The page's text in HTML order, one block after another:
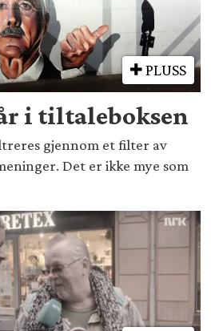
PLUSS
i tiltaleboksen
gjennom et filter av
Det er ikke mye som